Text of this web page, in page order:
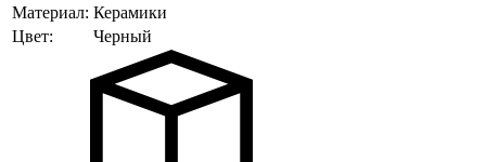
Материал: Керамики
Цвет:
Черный